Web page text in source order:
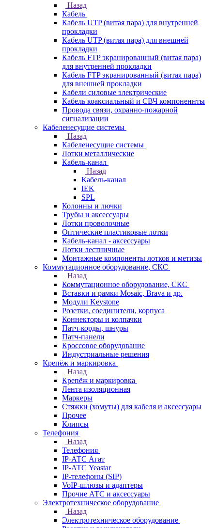
Назад
Кабель
Кабель UTP (витая пара) для внутренней
прокладки
Кабель UTP (витая пара) для внешней
прокладки
Кабель FTP экранированный (витая пара)
для внутренней прокладки
Кабель FTP экранированный (витая пара)
для внешней прокладки
Кабели силовые электрические
Кабель коаксиальный и СВЧ компоненнты
Провода связи, охранно-пожарной
сигнализации
Кабеленесущие системы
Назад
Кабеленесущие системы
Лотки металлические
Кабель-канал
Назад
Кабель-канал
IEK
SPL
Колонны и лючки
Трубы и аксессуары
Лотки проволочные
Оптические пластиковые лотки
Кабель-канал - аксессуары
Лотки лестничные
Монтажные компоненты лотков и метизы
Коммутационное оборудование, СКС
Назад
Коммутационное оборудование, СКС
Вставки и рамки Mosaic, Brava и др.
Модули Keystone
Розетки, соединители, корпуса
Коннекторы и колпачки
Патч-корды, шнуры
Патч-панели
Кроссовое оборудование
Индустриальные решения
Крепёж и маркировка
Назад
Крепёж и маркировка
Лента изоляционная
Маркеры
Стяжки (хомуты) для кабеля и аксессуары
Прочее
Клипсы
Телефония
Назад
Телефония
IP-АТС Агат
IP-АТС Yeastar
IP-телефоны (SIP)
VoIP-шлюзы и адаптеры
Прочие АТС и аксессуары
Электротехническое оборудование
Назад
Электротехническое оборудование